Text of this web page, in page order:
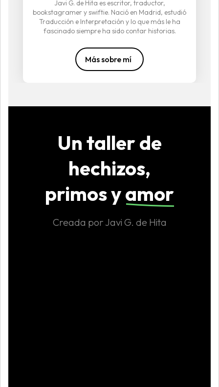
Javi G. de Hita es escritor, traductor,
bookstagramer y swiftie. Nació en Madrid, estudió
Traducción e Interpretación y lo que más le ha
fascinado siempre ha sido contar historias.
Más sobre mí
Un taller de
hechizos,
primos yamor
Creada por Javi G. de Hita